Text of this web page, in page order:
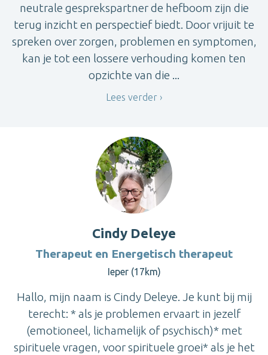
neutrale gesprekspartner de hefboom zijn die
terug inzicht en perspectief biedt. Door vrijuit te
spreken over zorgen, problemen en symptomen,
kan je tot een lossere verhouding komen ten
opzichte van die ...
Lees verder
Cindy Deleye
Therapeut en Energetisch therapeut
Ieper (17km)
Hallo, mijn naam is Cindy Deleye. Je kunt bij mij
terecht: * als je problemen ervaart in jezelf
(emotioneel, lichamelijk of psychisch)* met
spirituele vragen, voor spirituele groei* als je het